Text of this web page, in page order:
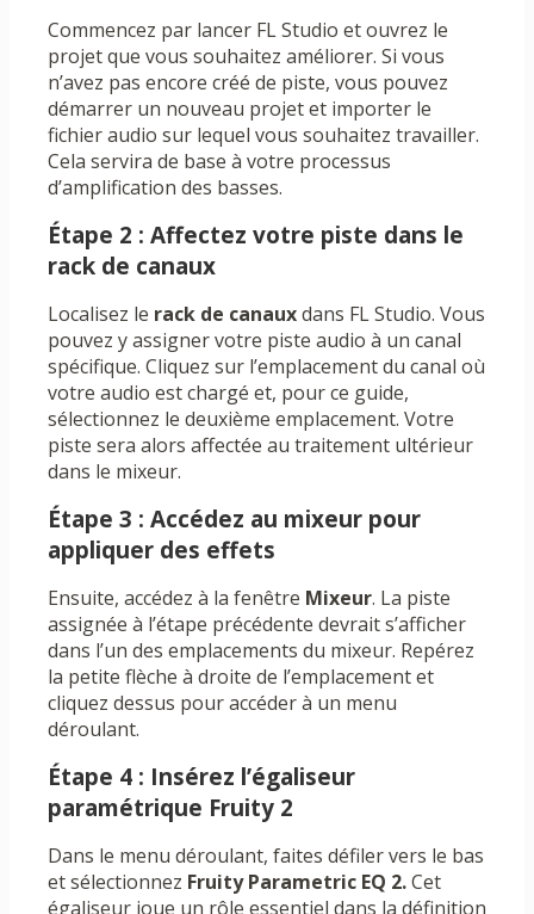
Commencez par lancer FL Studio et ouvrez le
projet que vous souhaitez améliorer. Si vous
n’avez pas encore créé de piste, vous pouvez
démarrer un nouveau projet et importer le
fichier audio sur lequel vous souhaitez travailler.
Cela servira de base à votre processus
d’amplification des basses.
Étape 2 : Affectez votre piste dans le
rack de canaux
Localisez le rack de canauxdans FL Studio. Vous
pouvez y assigner votre piste audio à un canal
spécifique. Cliquez sur l’emplacement du canal où
votre audio est chargé et, pour ce guide,
sélectionnez le deuxième emplacement. Votre
piste sera alors affectée au traitement ultérieur
dans le mixeur.
Étape 3 : Accédez au mixeur pour
appliquer des effets
Ensuite, accédez à la fenêtre Mixeur. La piste
assignée à l’étape précédente devrait s’afficher
dans l’un des emplacements du mixeur. Repérez
la petite flèche à droite de l’emplacement et
cliquez dessus pour accéder à un menu
déroulant.
Étape 4 : Insérez l’égaliseur
paramétrique Fruity 2
Dans le menu déroulant, faites défiler vers le bas
et sélectionnez Fruity Parametric EQ 2.Cet
égaliseur joue un rôle essentiel dans la définition